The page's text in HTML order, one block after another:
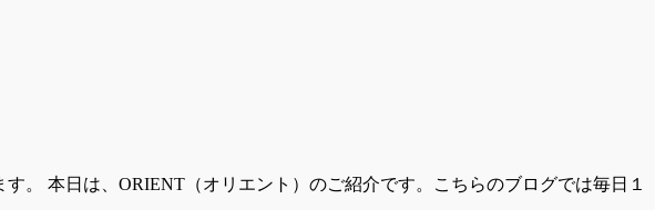
。 本日は、ORIENT（オリエント）のご紹介です。こちらのブログでは毎日１